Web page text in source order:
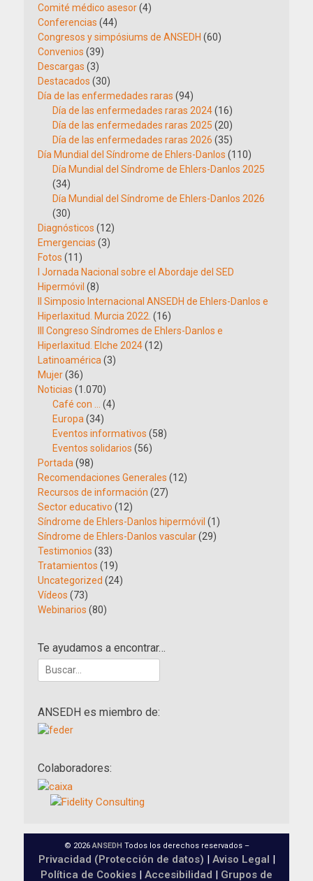
Comité médico asesor(4)
Conferencias (44)
Congresos y simpósiums de ANSEDH (60)
Convenios (39)
Descargas (3)
Destacados (30)
Día de las enfermedades raras (94)
Día de las enfermedades raras 2024(16)
Día de las enfermedades raras 2025 (20)
Día de las enfermedades raras 2026 (35)
Día Mundial del Síndrome de Ehlers-Danlos (110)
Día Mundial del Síndrome de Ehlers-Danlos 2025
(34)
Día Mundial del Síndrome de Ehlers-Danlos 2026
(30)
Diagnósticos (12)
Emergencias (3)
Fotos (11)
I Jornada Nacional sobre el Abordaje del SED
Hipermóvil (8)
II Simposio Internacional ANSEDH de Ehlers-Danlos e
Hiperlaxitud. Murcia 2022. (16)
III Congreso Síndromes de Ehlers-Danlos e
Hiperlaxitud. Elche 2024(12)
Latinoamérica (3)
Mujer(36)
Noticias (1.070)
Café con …
(4)
Europa (34)
Eventos informativos (58)
Eventos solidarios (56)
Portada (98)
Recomendaciones Generales (12)
Recursos de información (27)
Sector educativo (12)
Síndrome de Ehlers-Danlos hipermóvil (1)
Síndrome de Ehlers-Danlos vascular(29)
Testimonios (33)
Tratamientos (19)
Uncategorized (24)
Vídeos (73)
Webinarios (80)
Te ayudamos a encontrar…
Buscar:
ANSEDH es miembro de:
Colaboradores:
© 2026ANSEDH Todos los derechos reservados –
Privacidad (Protección de datos) | Aviso Legal |
Política de Cookies | Accesibilidad | Grupos de